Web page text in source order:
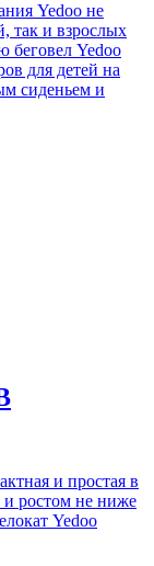
Yedoo не
так и взрослых
беговел Yedoo
для детей на
сиденьем и
и простая в
и ростом не ниже
Yedoo